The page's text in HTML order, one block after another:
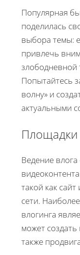
Популярная
поделилась
выбора темы:
привлечь
злободневной
Попытайтесь
волну» и
актуальными
Площадки
Ведение влога
такой как
сети.
влогинга
может
также